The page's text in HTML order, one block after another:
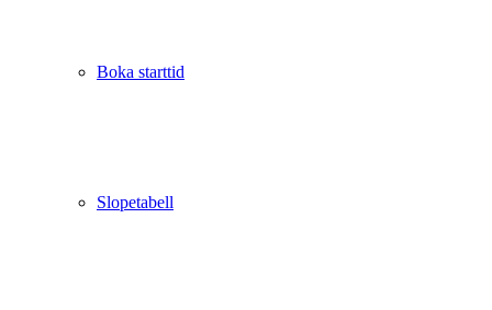
Boka starttid
Slopetabell